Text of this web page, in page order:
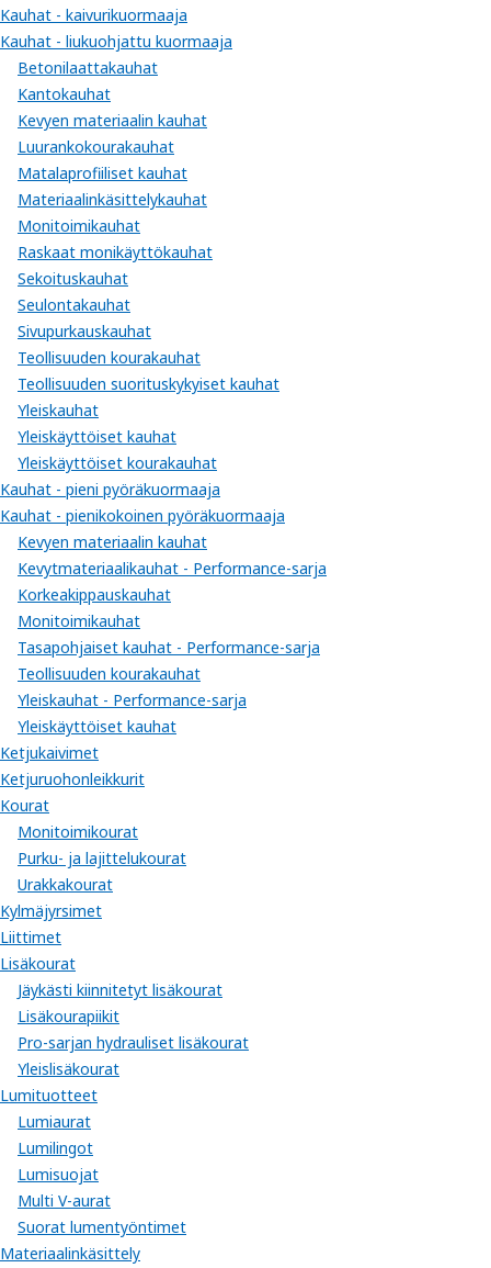
Kauhat - kaivurikuormaaja
Kauhat - liukuohjattu kuormaaja
Betonilaattakauhat
Kantokauhat
Kevyen materiaalin kauhat
Luurankokourakauhat
Matalaprofiiliset kauhat
Materiaalinkäsittelykauhat
Monitoimikauhat
Raskaat monikäyttökauhat
Sekoituskauhat
Seulontakauhat
Sivupurkauskauhat
Teollisuuden kourakauhat
Teollisuuden suorituskykyiset kauhat
Yleiskauhat
Yleiskäyttöiset kauhat
Yleiskäyttöiset kourakauhat
Kauhat - pieni pyöräkuormaaja
Kauhat - pienikokoinen pyöräkuormaaja
Kevyen materiaalin kauhat
Kevytmateriaalikauhat - Performance-sarja
Korkeakippauskauhat
Monitoimikauhat
Tasapohjaiset kauhat - Performance-sarja
Teollisuuden kourakauhat
Yleiskauhat - Performance-sarja
Yleiskäyttöiset kauhat
Ketjukaivimet
Ketjuruohonleikkurit
Kourat
Monitoimikourat
Purku- ja lajittelukourat
Urakkakourat
Kylmäjyrsimet
Liittimet
Lisäkourat
Jäykästi kiinnitetyt lisäkourat
Lisäkourapiikit
Pro-sarjan hydrauliset lisäkourat
Yleislisäkourat
Lumituotteet
Lumiaurat
Lumilingot
Lumisuojat
Multi V-aurat
Suorat lumentyöntimet
Materiaalinkäsittely